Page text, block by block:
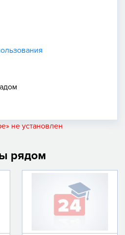
дом
не установлен
рядом